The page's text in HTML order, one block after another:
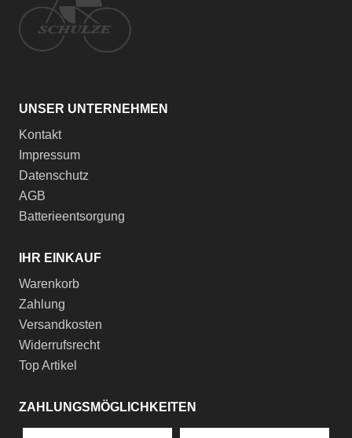
UNSER UNTERNEHMEN
Kontakt
Impressum
Datenschutz
AGB
Batterieentsorgung
IHR EINKAUF
Warenkorb
Zahlung
Versandkosten
Widerrufsrecht
Top Artikel
ZAHLUNGSMÖGLICHKEITEN